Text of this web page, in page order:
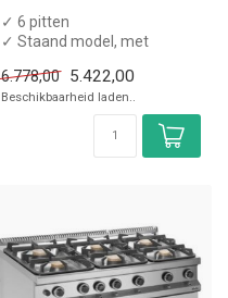
✓ 6 pitten
✓ Staand model, met
✓ 33 kW
✓ Gas
6.778,00 5.422,00
Beschikbaarheid laden..